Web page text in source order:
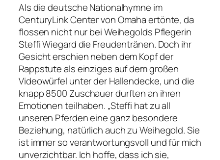
Als die deutsche Nationalhymne im
CenturyLink Center von Omaha ertönte, da
flossen nicht nur bei Weihegolds Pflegerin
Steffi Wiegard die Freudentränen. Doch ihr
Gesicht erschien neben dem Kopf der
Rappstute als einziges auf dem großen
Videowürfel unter der Hallendecke, und die
knapp 8500 Zuschauer durften an ihren
Emotionen teilhaben. „Steffi hat zu all
unseren Pferden eine ganz besondere
Beziehung, natürlich auch zu Weihegold. Sie
ist immer so verantwortungsvoll und für mich
unverzichtbar. Ich hoffe, dass ich sie,